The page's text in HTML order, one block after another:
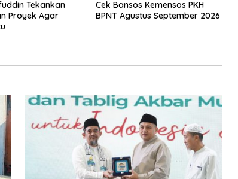
Tekankan
Proyek Agar
Cek Bansos Kemensos PKH
BPNT Agustus September 2026